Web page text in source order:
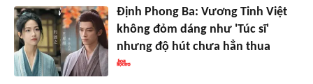
Định Phong Ba: Vương Tinh Việt
không đỏm dáng như 'Túc sĩ'
nhưng độ hút chưa hẳn thua